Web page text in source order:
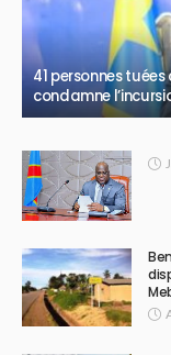
41 personnes
condamne